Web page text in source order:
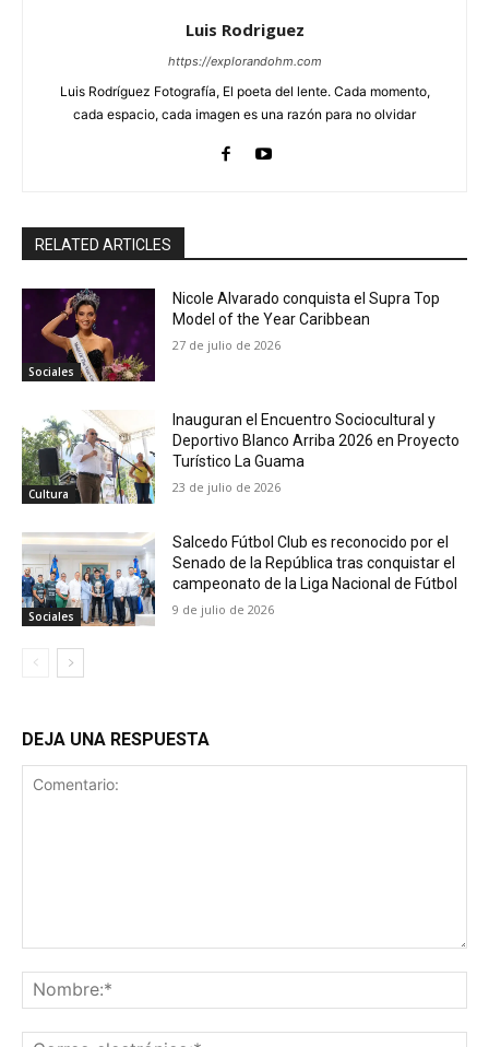
Luis Rodriguez
https://explorandohm.com
Luis Rodríguez Fotografía, El poeta del lente. Cada momento,
cada espacio, cada imagen es una razón para no olvidar
RELATED ARTICLES
Sociales
Nicole Alvarado conquista el Supra Top
Model of the Year Caribbean
27 de julio de 2026
Cultura
Inauguran el Encuentro Sociocultural y
Deportivo Blanco Arriba 2026 en Proyecto
Turístico La Guama
23 de julio de 2026
Sociales
Salcedo Fútbol Club es reconocido por el
Senado de la República tras conquistar el
campeonato de la Liga Nacional de Fútbol
9 de julio de 2026
DEJA UNA RESPUESTA